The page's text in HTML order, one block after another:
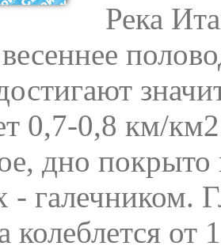
Река
0,7-0,8 км/
дно
- галечником.
колеблется